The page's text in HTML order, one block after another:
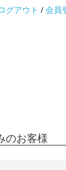
グアウト / 会員
のお客様